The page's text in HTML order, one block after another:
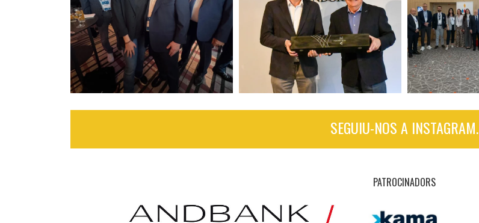
SEGUIU-NOS A INSTAGRAM.
PATROCINADORS